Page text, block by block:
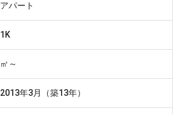
アパート
1K
㎡～
2013年3月（築13年）